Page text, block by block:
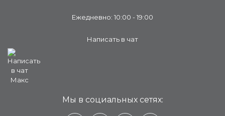
Ежедневно: 10:00 - 19:00
Написать в чат
Мы в социальных сетях: